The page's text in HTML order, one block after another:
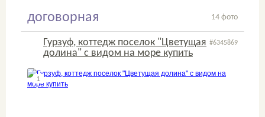
договорная 14 фото
#6345869
Гурзуф, коттедж поселок "Цветущая
долина" с видом на море купить
1